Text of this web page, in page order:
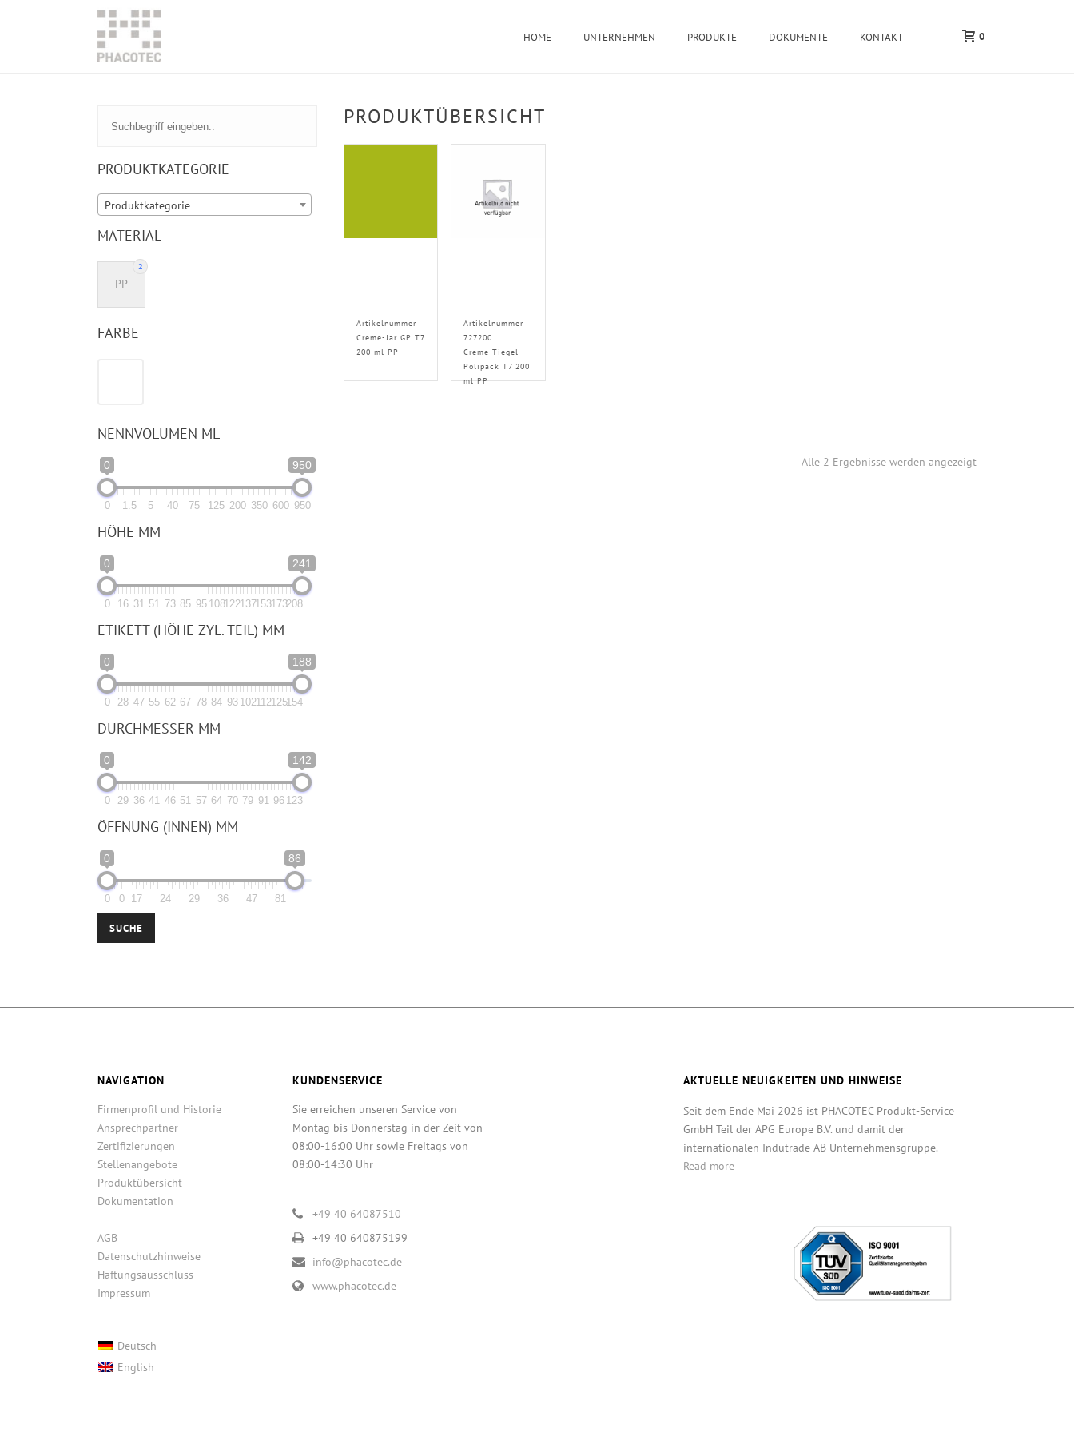
HOME UNTERNEHMEN PRODUKTE DOKUMENTE KONTAKT 0
PRODUKTÜBERSICHT
Artikelnummer
Creme-Jar GP T7
200 ml PP
Artikelnummer
727200
Creme-Tiegel
Polipack T7 200
ml PP
Alle 2 Ergebnisse werden angezeigt
PRODUKTKATEGORIE
Produktkategorie
MATERIAL
2
PP
FARBE
NENNVOLUMEN ML
0 950
0 1.5 5 40 75 125 200 350 600 950
HÖHE MM
0 241
0 16 31 51 73 85 95 108122137153173208
ETIKETT (HÖHE ZYL. TEIL) MM
0 188
0 28 47 55 62 67 78 84 93 102112125154
DURCHMESSER MM
0 142
0 29 36 41 46 51 57 64 70 79 91 96 123
ÖFFNUNG (INNEN) MM
0 86
0 0 17 24 29 36 47 81
SUCHE
NAVIGATION
Firmenprofil und Historie
Ansprechpartner
Zertifizierungen
Stellenangebote
Produktübersicht
Dokumentation
AGB
Datenschutzhinweise
Haftungsausschluss
Impressum
Deutsch
English
KUNDENSERVICE
Sie erreichen unseren Service von
Montag bis Donnerstag in der Zeit von
08:00-16:00 Uhr sowie Freitags von
08:00-14:30 Uhr
+49 40 64087510
+49 40 640875199
info@phacotec.de
www.phacotec.de
AKTUELLE NEUIGKEITEN UND HINWEISE
Seit dem Ende Mai 2026 ist PHACOTEC Produkt-Service
GmbH Teil der APG Europe B.V. und damit der
internationalen Indutrade AB Unternehmensgruppe.
Read more